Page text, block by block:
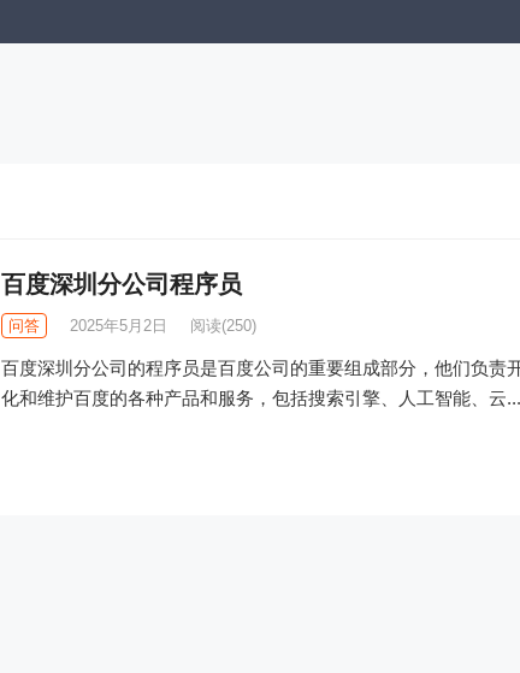
百度深圳分公司程序员
问答 2025年5月2日 阅读(250)
百度深圳分公司的程序员是百度公司的重要组成部分，他们负责
化和维护百度的各种产品和服务，包括搜索引擎、人工智能、云...